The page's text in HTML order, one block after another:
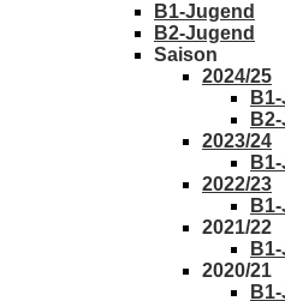
B1-Jugend
B2-Jugend
Saison
2024/25
2023/24
2022/23
2021/22
2020/21